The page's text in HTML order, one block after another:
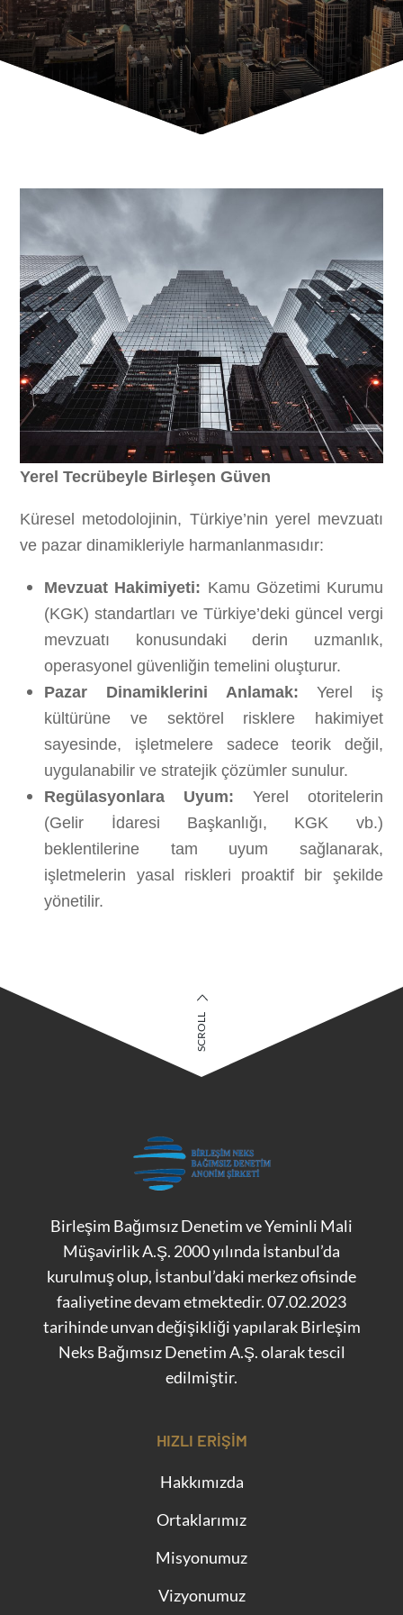
Yerel Tecrübeyle Birleşen Güven
Küresel metodolojinin, Türkiye’nin yerel mevzuatı
ve pazar dinamikleriyle harmanlanmasıdır:
Mevzuat Hakimiyeti: Kamu Gözetimi Kurumu
(KGK) standartları ve Türkiye’deki güncel vergi
mevzuatı konusundaki derin uzmanlık,
operasyonel güvenliğin temelini oluşturur.
Pazar Dinamiklerini Anlamak: Yerel iş
kültürüne ve sektörel risklere hakimiyet
sayesinde, işletmelere sadece teorik değil,
uygulanabilir ve stratejik çözümler sunulur.
Regülasyonlara Uyum: Yerel otoritelerin
(Gelir İdaresi Başkanlığı, KGK vb.)
beklentilerine tam uyum sağlanarak,
işletmelerin yasal riskleri proaktif bir şekilde
yönetilir.
SCROLL
Birleşim Bağımsız Denetim ve Yeminli Mali
Müşavirlik A.Ş. 2000 yılında İstanbul’da
kurulmuş olup, İstanbul’daki merkez ofisinde
faaliyetine devam etmektedir. 07.02.2023
tarihinde unvan değişikliği yapılarak Birleşim
Neks Bağımsız Denetim A.Ş. olarak tescil
edilmiştir.
HIZLI ERIŞIM
Hakkımızda
Ortaklarımız
Misyonumuz
Vizyonumuz